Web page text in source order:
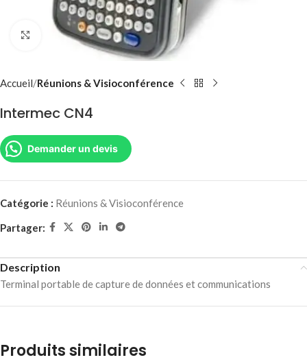
Agrandir
Accueil Réunions & Visioconférence
Intermec CN4
Demander un devis
Catégorie : Réunions & Visioconférence
Partager:
Description
Terminal portable de capture de données et communications
Produits similaires